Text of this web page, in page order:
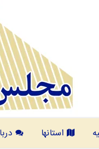
استانها